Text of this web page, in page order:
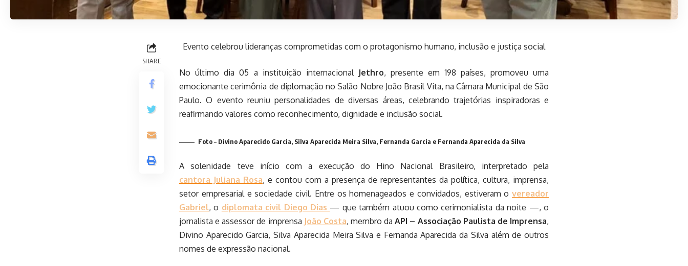
SHARE
Evento celebrou lideranças comprometidas com o protagonismo humano, inclusão e justiça social
No último dia 05 a instituição internacional Jethro, presente em 198 países, promoveu uma
emocionante cerimônia de diplomação no Salão Nobre João Brasil Vita, na Câmara Municipal de São
Paulo. O evento reuniu personalidades de diversas áreas, celebrando trajetórias inspiradoras e
reafirmando valores como reconhecimento, dignidade e inclusão social.
Foto – Divino Aparecido Garcia, Silva Aparecida Meira Silva, Fernanda Garcia e Fernanda Aparecida da Silva
A solenidade teve início com a execução do Hino Nacional Brasileiro, interpretado pela
cantora Juliana Rosa, e contou com a presença de representantes da política, cultura, imprensa,
setor empresarial e sociedade civil. Entre os homenageados e convidados, estiveram o vereador
Gabriel, o diplomata civil Diego Dias — que também atuou como cerimonialista da noite —, o
jornalista e assessor de imprensa João Costa, membro daAPI – Associação Paulista de Imprensa,
Divino Aparecido Garcia, Silva Aparecida Meira Silva e Fernanda Aparecida da Silva além de outros
nomes de expressão nacional.